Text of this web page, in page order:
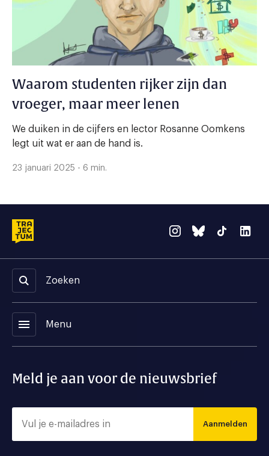
Waarom studenten rijker zijn dan
vroeger, maar meer lenen
We duiken in de cijfers en lector Rosanne Oomkens
legt uit wat er aan de hand is.
23 januari 2025 - 6 min.
Zoeken
menu Menu
Meld je aan voor de nieuwsbrief
Aanmelden